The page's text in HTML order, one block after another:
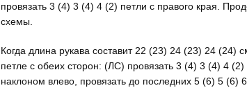
провязать 3 (4) 3 (4) 4 (2) петли с правого края.
схемы.
Когда длина рукава составит 22 (23) 24 (23) 24 (24)
петле с обеих сторон: (ЛС) провязать 3 (4) 3 (4) 4
наклоном влево, провязать до последних 5 (6) 5 (6)